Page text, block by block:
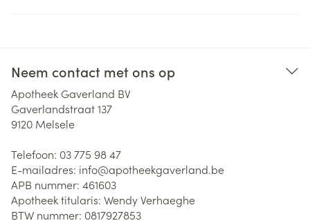
Neem contact met ons op
Apotheek Gaverland BV
Gaverlandstraat 137
9120 Melsele
Telefoon: 03 775 98 47
E-mailadres: info@apotheekgaverland.be
APB nummer: 461603
Apotheek titularis: Wendy Verhaeghe
BTW nummer: 0817927853